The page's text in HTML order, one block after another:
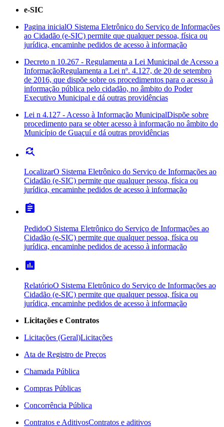
e-SIC
Pagina inicialO Sistema Eletrônico do Serviço de Informações
ao Cidadão (e-SIC) permite que qualquer pessoa, física ou
jurídica, encaminhe pedidos de acesso à informação
Decreto n 10.267 - Regulamenta a Lei Municipal de Acesso a
InformaçãoRegulamenta a Lei nº. 4.127, de 20 de setembro
de 2016, que dispõe sobre os procedimentos para o acesso à
informação pública pelo cidadão, no âmbito do Poder
Executivo Municipal e dá outras providências
Lei n 4.127 - Acesso à Informação MunicipalDispõe sobre
procedimento para se obter acesso à informação no âmbito do
Município de Guaçuí e dá outras providências
find_replace
LocalizarO Sistema Eletrônico do Serviço de Informações ao
Cidadão (e-SIC) permite que qualquer pessoa, física ou
jurídica, encaminhe pedidos de acesso à informação
assignment
PedidoO Sistema Eletrônico do Serviço de Informações ao
Cidadão (e-SIC) permite que qualquer pessoa, física ou
jurídica, encaminhe pedidos de acesso à informação
poll
RelatórioO Sistema Eletrônico do Serviço de Informações ao
Cidadão (e-SIC) permite que qualquer pessoa, física ou
jurídica, encaminhe pedidos de acesso à informação
Licitações e Contratos
Licitações (Geral)Licitações
Ata de Registro de Preços
Chamada Pública
Compras Públicas
Concorrência Pública
Contratos e AditivosContratos e aditivos